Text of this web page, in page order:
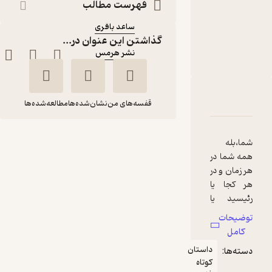
نویسنده
ساعد باقری
ناشر:
نشر هرمس
شما،بله
همه شما در
هر زمان و در
هر کجا یا
رئیسید یا
مدیر ...همه
آدم ها
میتوانند در
سلوک و
توضیحات
کامل
دسته‌ها:
داستان
کوتاه
فهرست مطالب
گذاشتن این عنوان در...
قفسه‌های من نشان‌شده‌هامطالعه‌شده‌ها